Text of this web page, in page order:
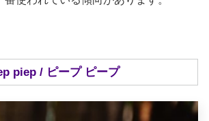
piep / ピープ ピープ